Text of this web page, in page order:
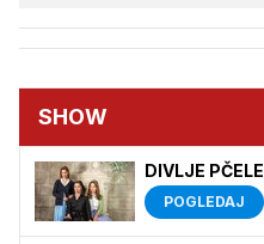
SHOW
DIVLJE PČELE
POGLEDAJ